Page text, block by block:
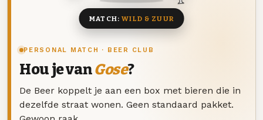
PERSONAL MATCH · BEER CLUB
Hou je vanGose?
De Beer koppelt je aan een box met bieren die in
dezelfde straat wonen. Geen standaard pakket.
MATCH:WILD & ZUUR